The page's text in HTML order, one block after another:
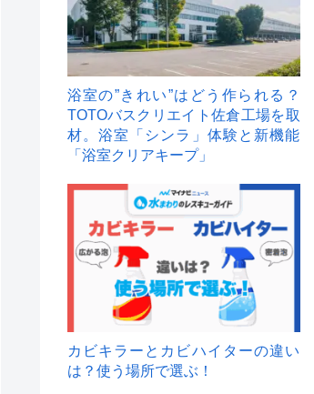
浴室の”きれい”はどう作られる？
TOTOバスクリエイト佐倉工場を取
材。浴室「シンラ」体験と新機能
「浴室クリアキープ」
カビキラーとカビハイターの違い
は？使う場所で選ぶ！